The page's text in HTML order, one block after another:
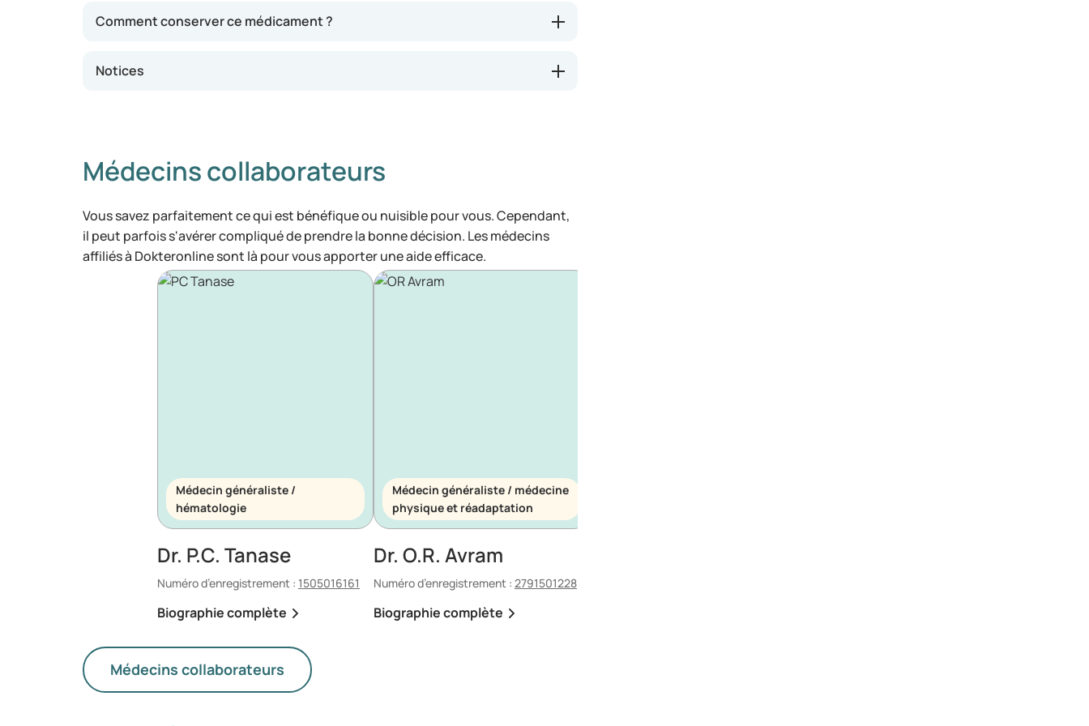
Comment conserver ce médicament ?
Notices
Médecins collaborateurs
Vous savez parfaitement ce qui est bénéfique ou nuisible pour vous. Cependant,
il peut parfois s'avérer compliqué de prendre la bonne décision. Les médecins
affiliés à Dokteronline sont là pour vous apporter une aide efficace.
Médecin généraliste /
hématologie
Dr. P.C. Tanase
Numéro d’enregistrement : 1505016161
Biographie complète
Médecin généraliste / médecine
physique et réadaptation
Dr. O.R. Avram
Numéro d’enregistrement : 2791501228
Biographie complète
Médecins collaborateurs